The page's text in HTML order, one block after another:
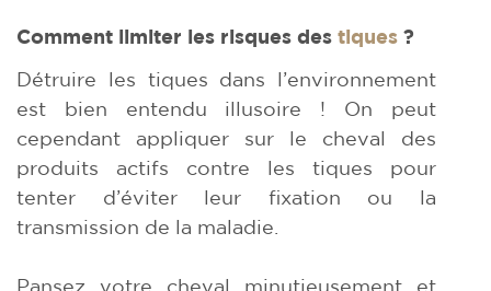
Comment limiter les risques des tiques ?
Détruire les tiques dans l’environnement
est bien entendu illusoire ! On peut
cependant appliquer sur le cheval des
produits actifs contre les tiques pour
tenter d’éviter leur fixation ou la
transmission de la maladie.
Pansez votre cheval minutieusement et